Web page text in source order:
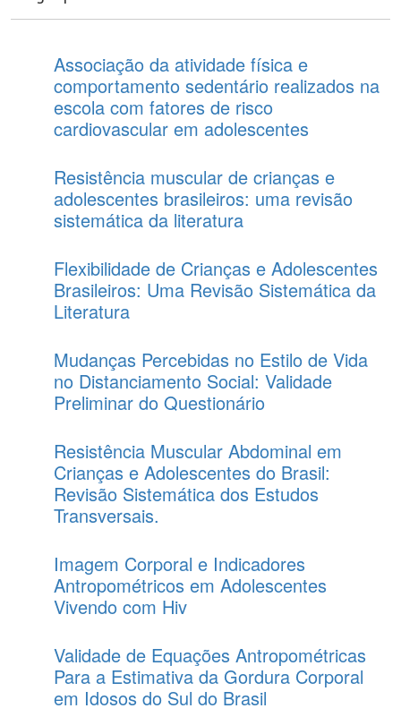
Associação da atividade física e
comportamento sedentário realizados na
escola com fatores de risco
cardiovascular em adolescentes
Resistência muscular de crianças e
adolescentes brasileiros: uma revisão
sistemática da literatura
Flexibilidade de Crianças e Adolescentes
Brasileiros: Uma Revisão Sistemática da
Literatura
Mudanças Percebidas no Estilo de Vida
no Distanciamento Social: Validade
Preliminar do Questionário
Resistência Muscular Abdominal em
Crianças e Adolescentes do Brasil:
Revisão Sistemática dos Estudos
Transversais.
Imagem Corporal e Indicadores
Antropométricos em Adolescentes
Vivendo com Hiv
Validade de Equações Antropométricas
Para a Estimativa da Gordura Corporal
em Idosos do Sul do Brasil